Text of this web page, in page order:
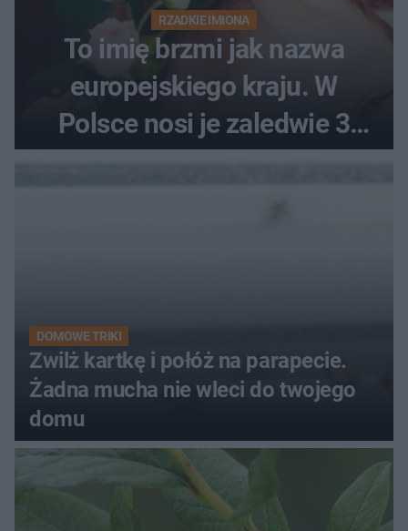
RZADKIE IMIONA
To imię brzmi jak nazwa
europejskiego kraju. W
Polsce nosi je zaledwie 3
kobiety
DOMOWE TRIKI
Zwilż kartkę i połóż na parapecie.
Żadna mucha nie wleci do twojego
domu